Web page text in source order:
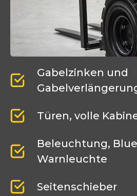
Gabelzinken und
Türen, volle
Beleuchtung,
Warnleuchte
Seitenschieber